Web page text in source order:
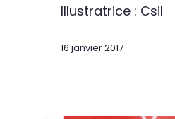
Illustratrice : Csil
16 janvier 2017